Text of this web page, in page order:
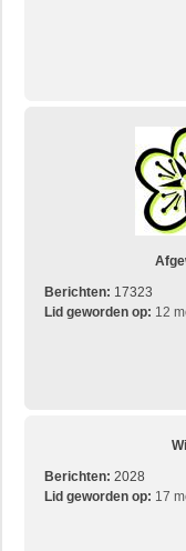
Berichten: 17323
Lid geworden op: 12
Berichten: 2028
Lid geworden op: 17